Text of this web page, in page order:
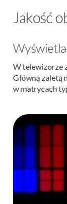
Jakość
W telewizorze
Główną zaletą
w matrycach